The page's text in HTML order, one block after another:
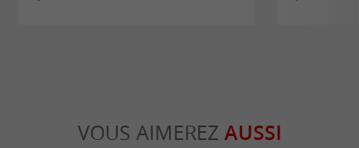
VOUS AIMEREZ AUSSI